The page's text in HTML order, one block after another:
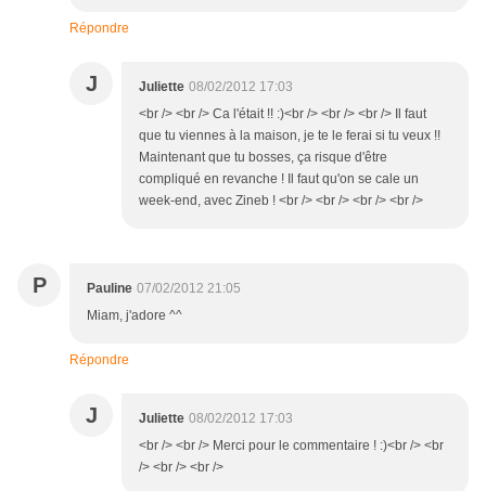
Répondre
J Juliette 08/02/2012 17:03
<br /> <br /> Ca l'était !! :)<br /> <br /> <br /> Il faut
que tu viennes à la maison, je te le ferai si tu veux !!
Maintenant que tu bosses, ça risque d'être
compliqué en revanche ! Il faut qu'on se cale un
week-end, avec Zineb ! <br /> <br /> <br /> <br />
P Pauline 07/02/2012 21:05
Miam, j'adore ^^
Répondre
J Juliette 08/02/2012 17:03
<br /> <br /> Merci pour le commentaire ! :)<br /> <br
/> <br /> <br />